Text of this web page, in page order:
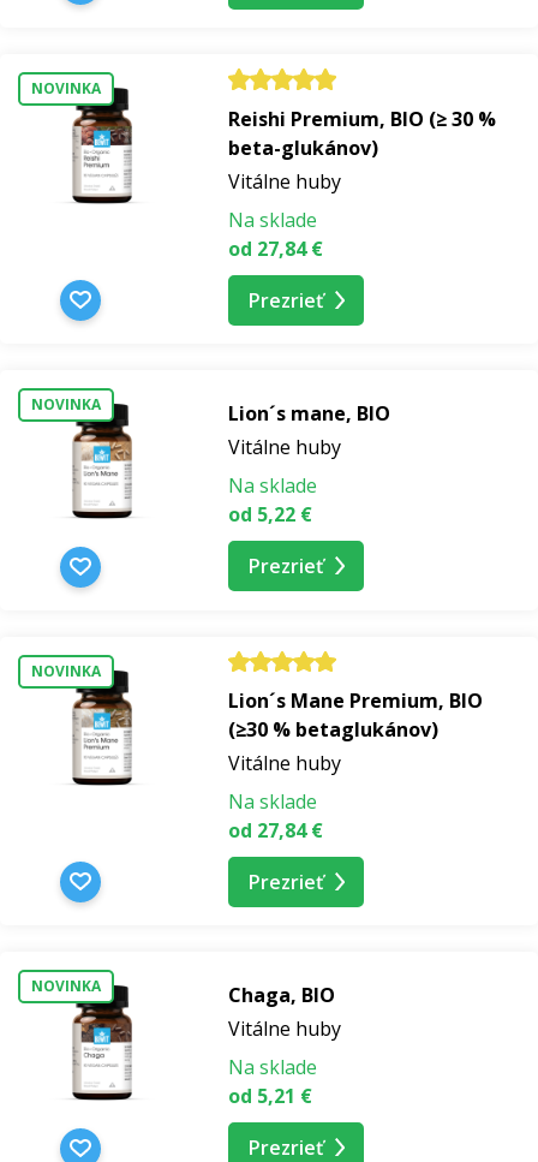
NOVINKA
Reishi Premium, BIO (≥ 30 %
beta-glukánov)
Vitálne huby
Na sklade
od 27,84 €
Prezrieť
NOVINKA
Lion´s mane, BIO
Vitálne huby
Na sklade
od 5,22 €
Prezrieť
NOVINKA
Lion´s Mane Premium, BIO
(≥30 % betaglukánov)
Vitálne huby
Na sklade
od 27,84 €
Prezrieť
NOVINKA
Chaga, BIO
Vitálne huby
Na sklade
od 5,21 €
Prezrieť